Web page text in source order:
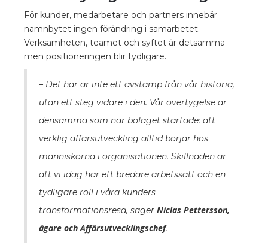
För kunder, medarbetare och partners innebär
namnbytet ingen förändring i samarbetet.
Verksamheten, teamet och syftet är detsamma –
men positioneringen blir tydligare.
– Det här är inte ett avstamp från vår historia,
utan ett steg vidare i den. Vår övertygelse är
densamma som när bolaget startade: att
verklig affärsutveckling alltid börjar hos
människorna i organisationen. Skillnaden är
att vi idag har ett bredare arbetssätt och en
tydligare roll i våra kunders
transformationsresa, säger Niclas Pettersson,
ägare och Affärsutvecklingschef.